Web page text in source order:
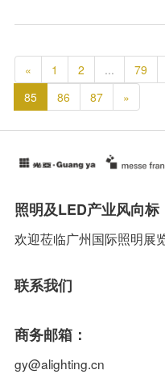
« 1 2 ... 79
85
86 87 »
照明及LED产业风向标
欢迎莅临广州国际照明展
联系我们
商务邮箱：
gy@alighting.cn